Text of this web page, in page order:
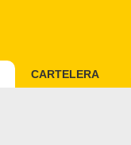
CARTELERA